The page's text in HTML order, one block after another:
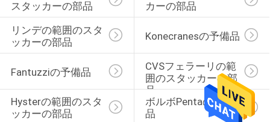
スタッカーの部品
カーの部品
リンデの範囲のスタ
ッカーの部品
Konecranesの予備品
Fantuzziの予備品
CVSフェラーリの範
囲のスタッカーの部
品
Hysterの範囲のスタ
ッカーの部品
ボルボPentaの予備
品